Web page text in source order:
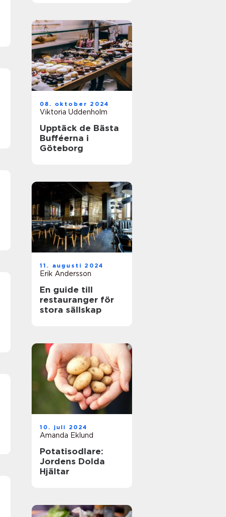
08. oktober 2024
Viktoria Uddenholm
Upptäck de Bästa
Bufféerna i
Göteborg
11. augusti 2024
Erik Andersson
En guide till
restauranger för
stora sällskap
10. juli 2024
Amanda Eklund
Potatisodlare:
Jordens Dolda
Hjältar